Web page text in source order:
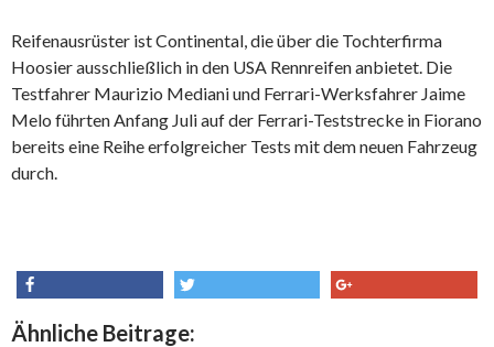
Reifenausrüster ist Continental, die über die Tochterfirma
Hoosier ausschließlich in den USA Rennreifen anbietet. Die
Testfahrer Maurizio Mediani und Ferrari-Werksfahrer Jaime
Melo führten Anfang Juli auf der Ferrari-Teststrecke in Fiorano
bereits eine Reihe erfolgreicher Tests mit dem neuen Fahrzeug
durch.
share
Ähnliche Beitrage: